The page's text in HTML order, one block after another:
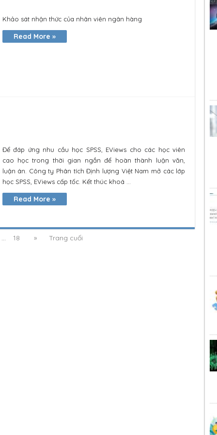
Khảo sát nhận thức của nhân viên ngân hàng
Read More »
Để đáp ứng nhu cầu học SPSS, EViews cho các học viên
cao học trong thời gian ngắn để hoàn thành luận văn,
luận án. Công ty Phân tích Định lượng Việt Nam mở các lớp
học SPSS, EViews cấp tốc. Kết thúc khoá ...
Read More »
... 18 » Trang cuối